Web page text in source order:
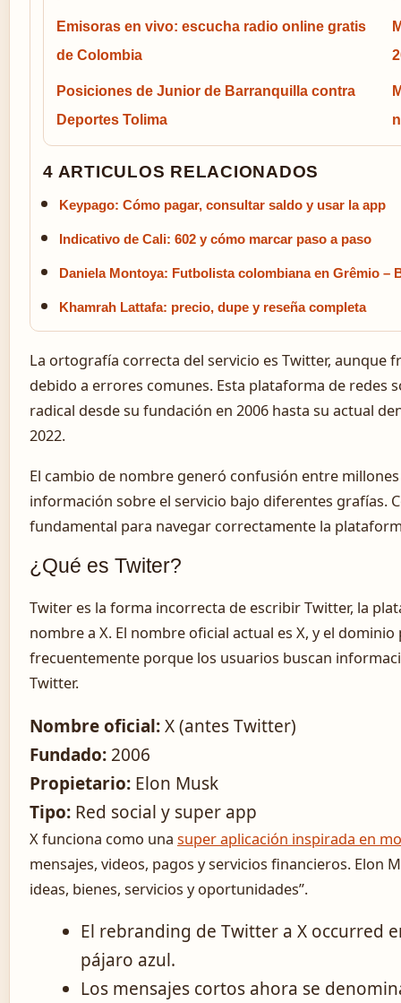
Emisoras en vivo: escucha radio online gratis
de Colombia
Posiciones de Junior de Barranquilla contra
Deportes Tolima
4 ARTICULOS RELACIONADOS
Keypago: Cómo pagar, consultar saldo y usar la app
Indicativo de Cali: 602 y cómo marcar paso a paso
Daniela Montoya: Futbolista colombiana en Grêmio –
Khamrah Lattafa: precio, dupe y reseña completa
La ortografía correcta del servicio es Twitter, aunque
debido a errores comunes. Esta plataforma de
radical desde su fundación en 2006 hasta su actual
2022.
El cambio de nombre generó confusión entre
información sobre el servicio bajo diferentes grafías.
fundamental para navegar correctamente la
¿Qué es Twiter?
Twiter es la forma incorrecta de escribir Twitter, la
nombre a X. El nombre oficial actual es X, y el
frecuentemente porque los usuarios buscan
Twitter.
Nombre oficial:X (antes Twitter)
Fundado: 2006
Propietario: Elon Musk
Tipo: Red social y super app
X funciona como una super aplicación inspirada en
mensajes, videos, pagos y servicios financieros. Elon
ideas, bienes, servicios y oportunidades”.
El rebranding de Twitter a X occurred
pájaro azul.
Los mensajes cortos ahora se